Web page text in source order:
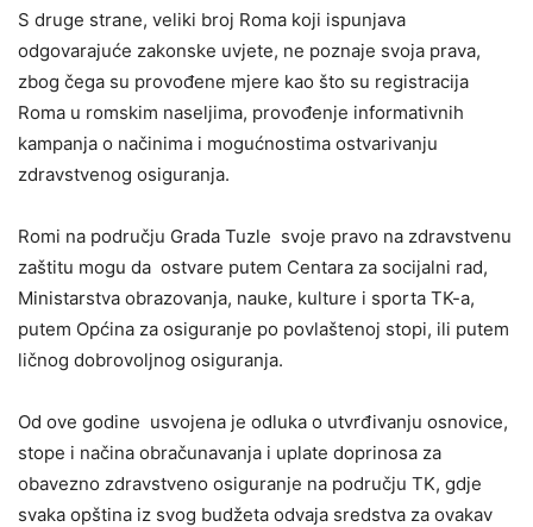
S druge strane, veliki broj Roma koji ispunjava
odgovarajuće zakonske uvjete, ne poznaje svoja prava,
zbog čega su provođene mjere kao što su registracija
Roma u romskim naseljima, provođenje informativnih
kampanja o načinima i mogućnostima ostvarivanju
zdravstvenog osiguranja.
Romi na području Grada Tuzle svoje pravo na zdravstvenu
zaštitu mogu da ostvare putem Centara za socijalni rad,
Ministarstva obrazovanja, nauke, kulture i sporta TK-a,
putem Općina za osiguranje po povlaštenoj stopi, ili putem
ličnog dobrovoljnog osiguranja.
Od ove godine usvojena je odluka o utvrđivanju osnovice,
stope i načina obračunavanja i uplate doprinosa za
obavezno zdravstveno osiguranje na području TK, gdje
svaka opština iz svog budžeta odvaja sredstva za ovakav